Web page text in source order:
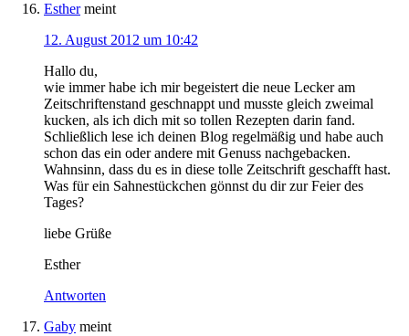
Esther meint
12. August 2012 um 10:42
Hallo du,
wie immer habe ich mir begeistert die neue Lecker am
Zeitschriftenstand geschnappt und musste gleich zweimal
kucken, als ich dich mit so tollen Rezepten darin fand.
Schließlich lese ich deinen Blog regelmäßig und habe auch
schon das ein oder andere mit Genuss nachgebacken.
Wahnsinn, dass du es in diese tolle Zeitschrift geschafft hast.
Was für ein Sahnestückchen gönnst du dir zur Feier des
Tages?
liebe Grüße
Esther
Antworten
Gaby meint